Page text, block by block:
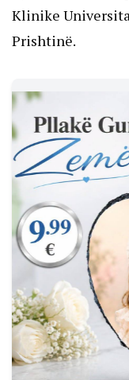
Klinike
Prishtinë.